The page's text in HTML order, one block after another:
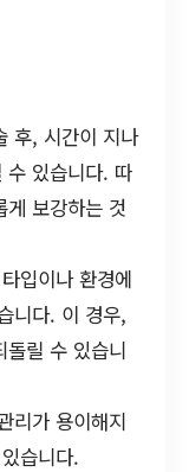
후, 시간이 지나
수 있습니다. 따
게 보강하는 것
입이나 환경에
니다. 이 경우,
돌릴 수 있습니
리가 용이해지
습니다.